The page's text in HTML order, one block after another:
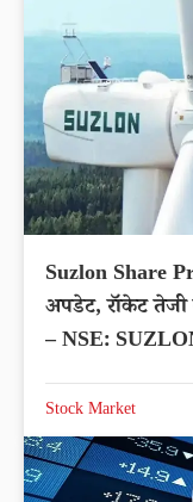
Suzlon Share
अपडेट, रॉकेट
– NSE:
Stock Market